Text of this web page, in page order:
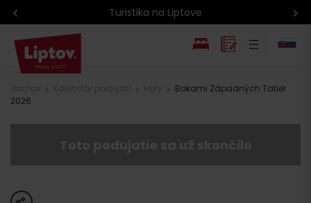
Atrakcie na Liptove podľa veku detí
Bokami Západných Tatier
2026
share